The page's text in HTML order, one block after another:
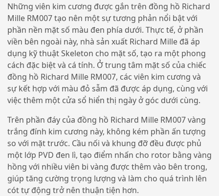
Những viên kim cương được gắn trên đồng hồ Richard
Mille RM007 tạo nên một sự tương phản nổi bật với
phần nền mặt số màu đen phía dưới. Thực tế, ở phần
viền bên ngoài này, nhà sản xuất Richard Mille đã áp
dụng kỹ thuật Skeleton cho mặt số, tạo ra một phong
cách đặc biệt và cá tính. Ở trung tâm mặt số của chiếc
đồng hồ Richard Mille RM007, các viên kim cương và
sự kết hợp với màu đỏ sẫm đã được áp dụng, cùng với
việc thêm một cửa sổ hiển thị ngày ở góc dưới cùng.
Trên phần đáy của đồng hồ Richard Mille RM007 vàng
trắng đính kim cương này, không kém phần ấn tượng
so với mặt trước. Cầu nối và khung đỡ đều được phủ
một lớp PVD đen lì, tạo điểm nhấn cho rotor bằng vàng
hồng với nhiều viên bi vàng được thêm vào bên trong,
giúp tăng cường trọng lượng và làm cho quá trình lên
cót tự động trở nên thuận tiện hơn.